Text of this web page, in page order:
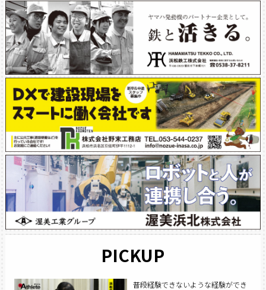
PICKUP
普段経験できないような経験ができ